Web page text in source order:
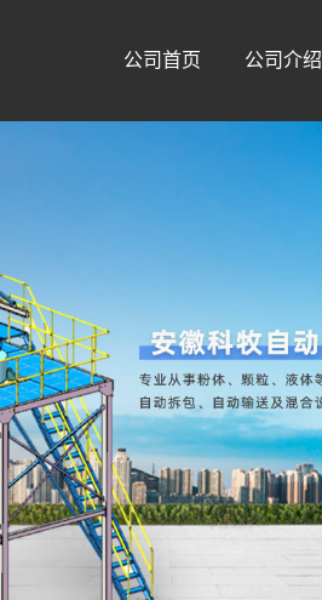
公司首页 公司介绍